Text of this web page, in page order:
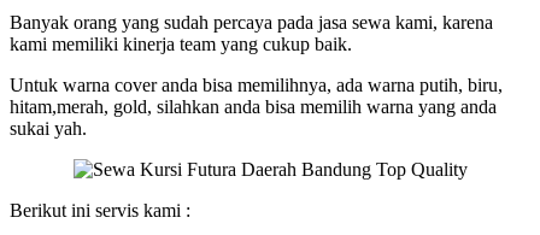
Banyak orang yang sudah percaya pada jasa sewa kami, karena
kami memiliki kinerja team yang cukup baik.
Untuk warna cover anda bisa memilihnya, ada warna putih, biru,
hitam,merah, gold, silahkan anda bisa memilih warna yang anda
sukai yah.
Berikut ini servis kami :